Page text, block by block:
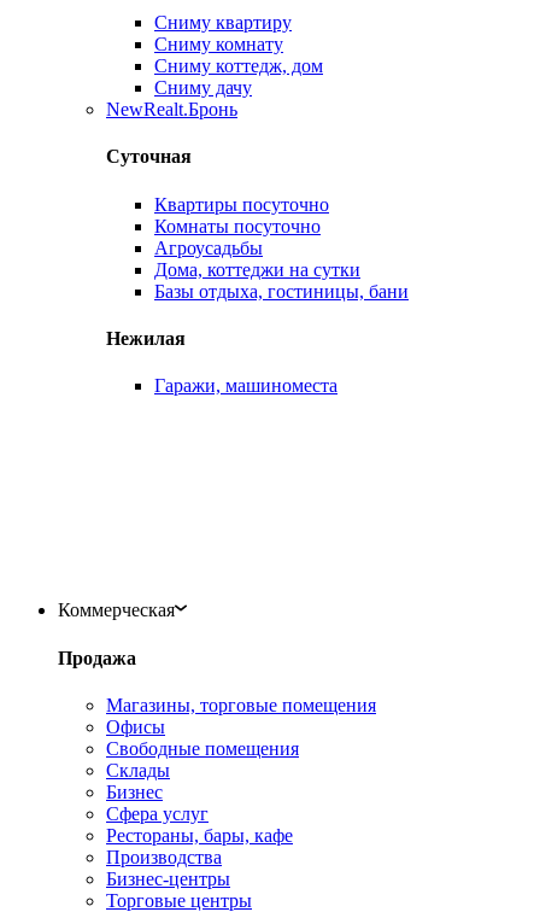
Сниму квартиру
Сниму комнату
Сниму коттедж, дом
Сниму дачу
NewRealt.Бронь
Суточная
Квартиры посуточно
Комнаты посуточно
Агроусадьбы
Дома, коттеджи на сутки
Базы отдыха, гостиницы, бани
Нежилая
Гаражи, машиноместа
Коммерческая
Продажа
Магазины, торговые помещения
Офисы
Свободные помещения
Склады
Бизнес
Сфера услуг
Рестораны, бары, кафе
Производства
Бизнес-центры
Торговые центры